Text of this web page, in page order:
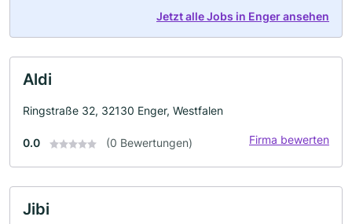
Jetzt alle Jobs in Enger ansehen
Aldi
Ringstraße 32, 32130 Enger, Westfalen
0.0 (0 Bewertungen) Firma bewerten
Jibi